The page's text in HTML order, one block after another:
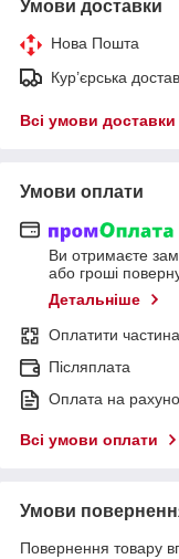
Умови доставки
Нова Пошта
Кур’єрська
Всі умови доставки
Умови оплати
Ви отримаєте
або гроші
Детальніше
Оплатити
Післяплата
Оплата на
Всі умови оплати
Умови
Повернення товару